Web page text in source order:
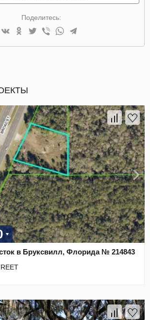
Поделитесь:
в Бруксвилл, Флорида № 214843